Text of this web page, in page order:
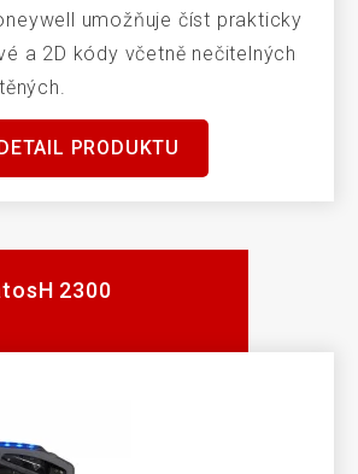
umožňuje číst prakticky
a 2D kódy včetně nečitelných
DETAIL PRODUKTU
2300